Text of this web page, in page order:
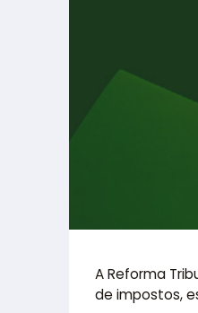
A Reforma
de impostos,